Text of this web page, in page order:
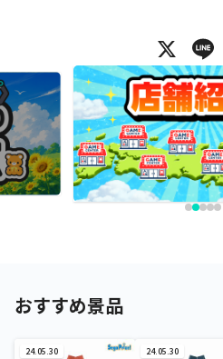
X
おすすめ景品
24.05.30 24.05.30